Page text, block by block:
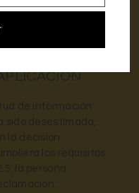
hechos, razones y
que se trata de
de información
sido desestimada,
la decisión
los requisitos
la persona